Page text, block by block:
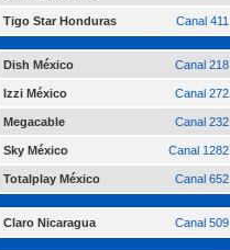
Tigo Star Honduras Canal 411
Dish México Canal 218
Izzi México Canal 272
Megacable Canal 232
Sky México Canal 1282
Totalplay México Canal 652
Claro Nicaragua Canal 509